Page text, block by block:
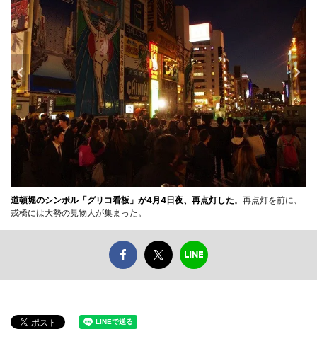
道頓堀のシンボル「グリコ看板」が4月4日夜、再点灯した 。再点灯を前に、
戎橋には大勢の見物人が集まった。